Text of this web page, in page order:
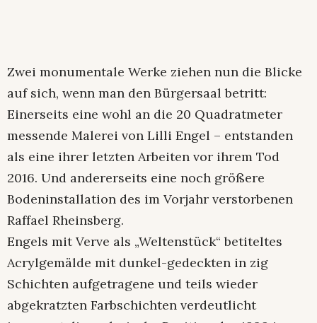
Zwei monumentale Werke ziehen nun die Blicke
auf sich, wenn man den Bürgersaal betritt:
Einerseits eine wohl an die 20 Quadratmeter
messende Malerei von Lilli Engel – entstanden
als eine ihrer letzten Arbeiten vor ihrem Tod
2016. Und andererseits eine noch größere
Bodeninstallation des im Vorjahr verstorbenen
Raffael Rheinsberg.
Engels mit Verve als „Weltenstück“ betiteltes
Acrylgemälde mit dunkel-gedeckten in zig
Schichten aufgetragene und teils wieder
abgekratzten Farbschichten verdeutlicht